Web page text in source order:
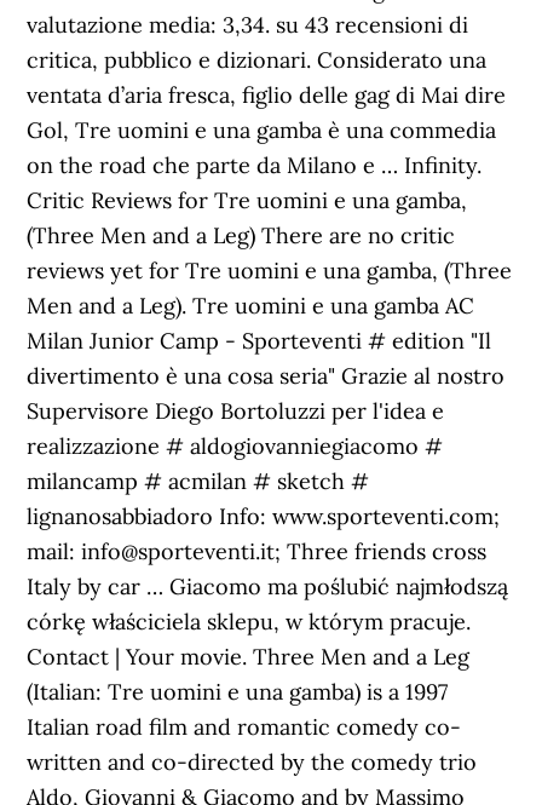
valutazione media: 3,34. su 43 recensioni di
critica, pubblico e dizionari. Considerato una
ventata d’aria fresca, figlio delle gag di Mai dire
Gol, Tre uomini e una gamba è una commedia
on the road che parte da Milano e … Infinity.
Critic Reviews for Tre uomini e una gamba,
(Three Men and a Leg) There are no critic
reviews yet for Tre uomini e una gamba, (Three
Men and a Leg). Tre uomini e una gamba AC
Milan Junior Camp - Sporteventi # edition "Il
divertimento è una cosa seria" Grazie al nostro
Supervisore Diego Bortoluzzi per l'idea e
realizzazione # aldogiovanniegiacomo #
milancamp # acmilan # sketch #
lignanosabbiadoro Info: www.sporteventi.com;
mail: info@sporteventi.it; Three friends cross
Italy by car … Giacomo ma poślubić najmłodszą
córkę właściciela sklepu, w którym pracuje.
Contact | Your movie. Three Men and a Leg
(Italian: Tre uomini e una gamba) is a 1997
Italian road film and romantic comedy co-
written and co-directed by the comedy trio
Aldo, Giovanni & Giacomo and by Massimo